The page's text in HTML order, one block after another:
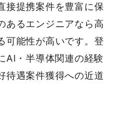
接提携案件を豊富に保
あるエンジニアなら高
可能性が高いです。登
AI・半導体関連の経験
待遇案件獲得への近道